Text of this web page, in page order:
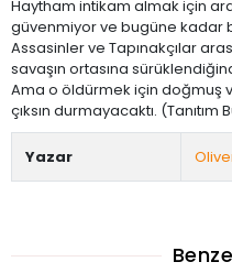
Haytham intikam almak için
güvenmiyor ve bugüne kadar
Assasinler ve Tapınakçılar
savaşın ortasına
Ama o öldürmek için doğmuş
çıksın durmayacaktı. (Tanıtım
Yazar